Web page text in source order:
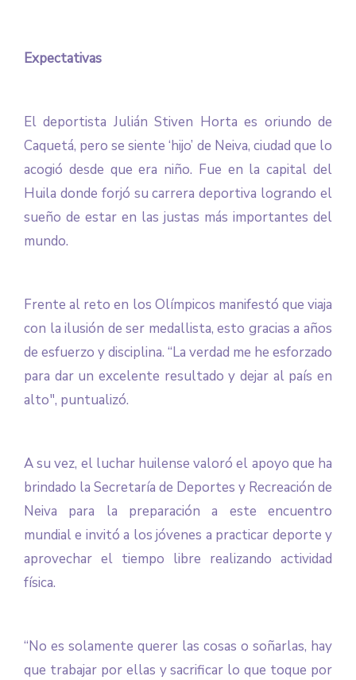
Expectativas
El deportista Julián Stiven Horta es oriundo de
Caquetá, pero se siente ‘hijo’ de Neiva, ciudad que lo
acogió desde que era niño. Fue en la capital del
Huila donde forjó su carrera deportiva logrando el
sueño de estar en las justas más importantes del
mundo.
Frente al reto en los Olímpicos manifestó que viaja
con la ilusión de ser medallista, esto gracias a años
de esfuerzo y disciplina. “La verdad me he esforzado
para dar un excelente resultado y dejar al país en
alto", puntualizó.
A su vez, el luchar huilense valoró el apoyo que ha
brindado la Secretaría de Deportes y Recreación de
Neiva para la preparación a este encuentro
mundial e invitó a los jóvenes a practicar deporte y
aprovechar el tiempo libre realizando actividad
física.
“No es solamente querer las cosas o soñarlas, hay
que trabajar por ellas y sacrificar lo que toque por